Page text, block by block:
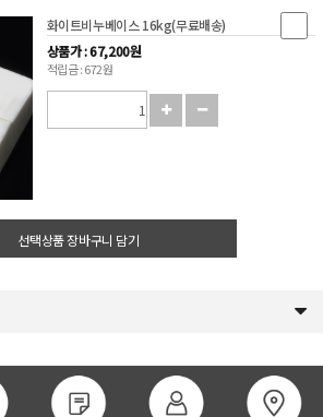
화이트비누베이스 16kg(무료배송)
상품가 : 67,200원
적립금 : 672원
선택상품 장바구니 담기